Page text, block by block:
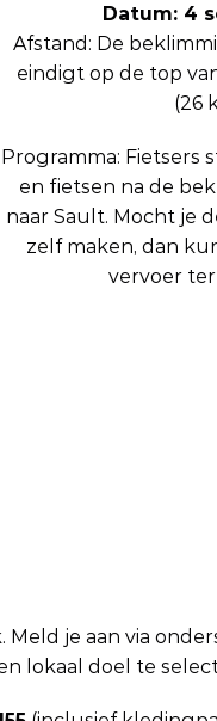
Datum: 4
Afstand: De
eindigt op de top
(26
Programma: Fietsers
en fietsen na de
naar Sault. Mocht je
zelf maken, dan
vervoer
Meld je aan via
lokaal doel te